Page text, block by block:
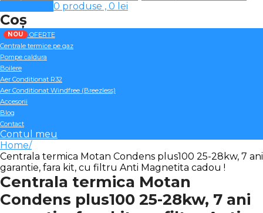
0 produse , 0 lei
Coș
NOU OFERTE
Centrale termice pe gaz
Pompe caldura
Boilere
Aer Conditionat R32
Aer Conditionat Windfree (Breezless)
Accesorii
Blog
Contact
Contul meu
Home
Centrala termica Motan Condens plus100 25-28kw, 7 ani
garantie, fara kit, cu filtru Anti Magnetita cadou !
Centrala termica Motan
Condens plus100 25-28kw, 7 ani